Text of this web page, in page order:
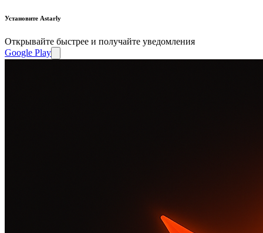
Установите Astarly
Открывайте быстрее и получайте уведомления
Google Play